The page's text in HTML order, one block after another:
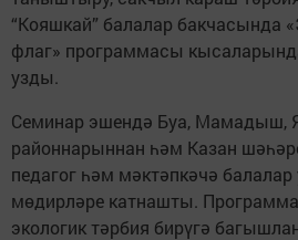
“Кояшкай” балалар бакчасында
флаг» программасы
узды.
Семинар эшендә Буа, Мамадыш,
районнарыннан һәм Казан
педагог һәм мәктәпкәчә
мөдирләре катнашты.
экологик тәрбия бирүгә